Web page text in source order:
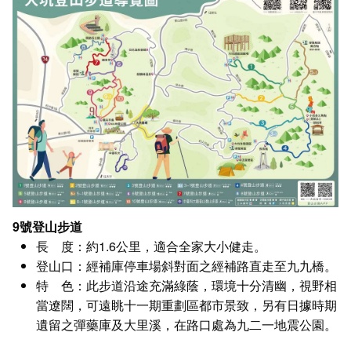
9號登山步道
長 度： 約1.6公里，適合全家大小健走。
登山口： 經補庫停車場斜對面之經補路直走至九九橋。
特 色： 此步道沿途充滿綠蔭，環境十分清幽，視野相
當遼闊，可遠眺十一期重劃區都市景致，另有日據時期
遺留之彈藥庫及大里溪，在路口處為九二一地震公園。